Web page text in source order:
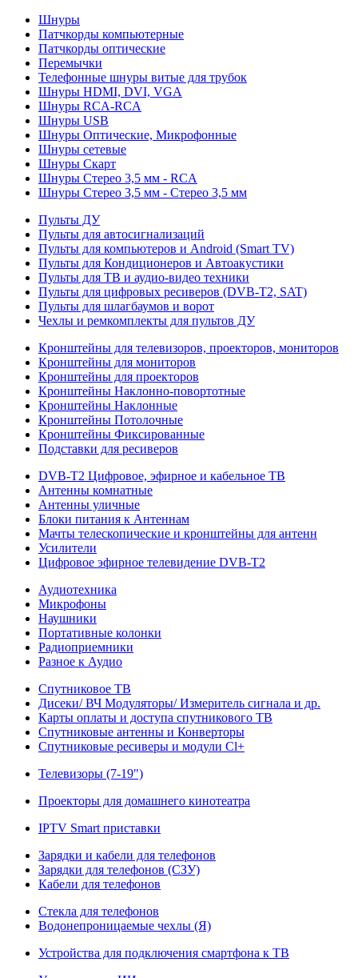
Шнуры
Патчкорды компьютерные
Патчкорды оптические
Перемычки
Телефонные шнуры витые для трубок
Шнуры HDMI, DVI, VGA
Шнуры RCA-RCA
Шнуры USB
Шнуры Оптические, Микрофонные
Шнуры сетевые
Шнуры Скарт
Шнуры Стерео 3,5 мм - RCA
Шнуры Стерео 3,5 мм - Стерео 3,5 мм
Пульты ДУ
Пульты для автосигнализаций
Пульты для компьютеров и Android (Smart TV)
Пульты для Кондиционеров и Автоакустики
Пульты для ТВ и аудио-видео техники
Пульты для цифровых ресиверов (DVB-T2, SAT)
Пульты для шлагбаумов и ворот
Чехлы и ремкомплекты для пультов ДУ
Кронштейны для телевизоров, проекторов, мониторов
Кронштейны для мониторов
Кронштейны для проекторов
Кронштейны Наклонно-повортотные
Кронштейны Наклонные
Кронштейны Потолочные
Кронштейны Фиксированные
Подставки для ресиверов
DVB-T2 Цифровое, эфирное и кабельное ТВ
Антенны комнатные
Антенны уличные
Блоки питания к Антеннам
Мачты телескопические и кронштейны для антенн
Усилители
Цифровое эфирное телевидение DVB-Т2
Аудиотехника
Микрофоны
Наушники
Портативные колонки
Радиоприемники
Разное к Аудио
Спутниковое ТВ
Дисеки/ ВЧ Модуляторы/ Измеритель сигнала и др.
Карты оплаты и доступа спутникового ТВ
Спутниковые антенны и Конверторы
Спутниковые ресиверы и модули Cl+
Телевизоры (7-19")
Проекторы для домашнего кинотеатра
IPTV Smart приставки
Зарядки и кабели для телефонов
Зарядки для телефонов (СЗУ)
Кабели для телефонов
Стекла для телефонов
Водонепроницаемые чехлы (Я)
Устройства для подключения смартфона к ТВ